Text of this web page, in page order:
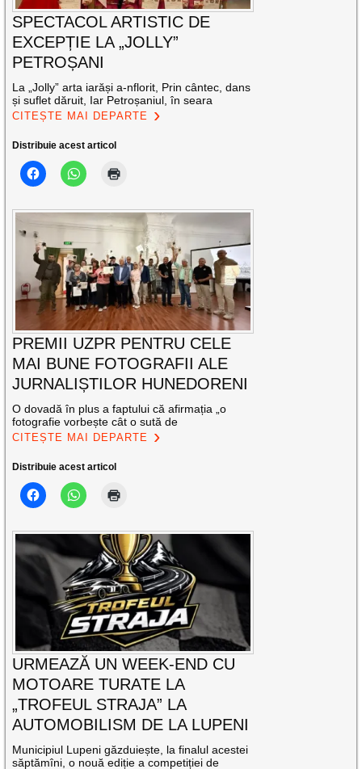
SPECTACOL ARTISTIC DE
EXCEPȚIE LA „JOLLY”
PETROȘANI
La „Jolly” arta iarăși a-nflorit, Prin cântec, dans
și suflet dăruit, Iar Petroșaniul, în seara
CITEȘTE MAI DEPARTE
Distribuie acest articol
PREMII UZPR PENTRU CELE
MAI BUNE FOTOGRAFII ALE
JURNALIȘTILOR HUNEDORENI
O dovadă în plus a faptului că afirmația „o
fotografie vorbește cât o sută de
CITEȘTE MAI DEPARTE
Distribuie acest articol
URMEAZĂ UN WEEK-END CU
MOTOARE TURATE LA
„TROFEUL STRAJA” LA
AUTOMOBILISM DE LA LUPENI
Municipiul Lupeni găzduiește, la finalul acestei
săptămîni, o nouă ediție a competiției de